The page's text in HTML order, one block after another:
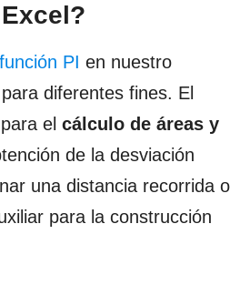
PI en nuestro
diferentes fines. El
el cálculo de áreas y
de la desviación
una distancia recorrida o
para la construcción